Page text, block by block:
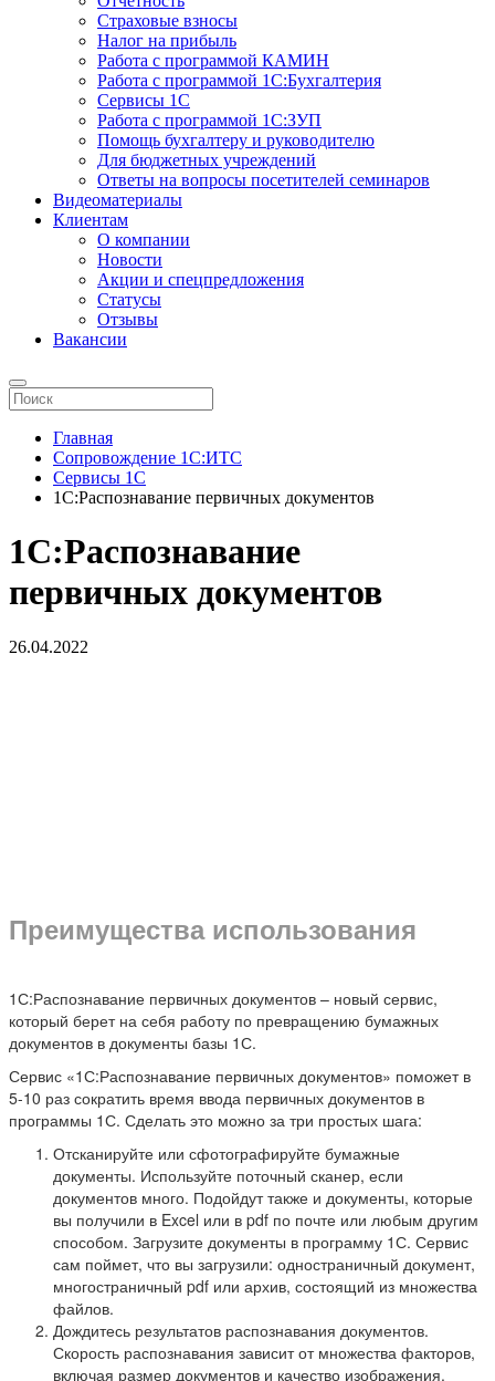
Страховые взносы
Налог на прибыль
Работа с программой КАМИН
Работа с программой 1С:Бухгалтерия
Сервисы 1С
Работа с программой 1С:ЗУП
Помощь бухгалтеру и руководителю
Для бюджетных учреждений
Ответы на вопросы посетителей семинаров
Видеоматериалы
Клиентам
О компании
Новости
Акции и спецпредложения
Статусы
Отзывы
Вакансии
Главная
Сопровождение 1С:ИТС
Сервисы 1С
1С:Распознавание первичных документов
1С:Распознавание
первичных документов
26.04.2022
Преимущества использования
1С:Распознавание первичных документов – новый сервис,
который берет на себя работу по превращению бумажных
документов в документы базы 1С.
Сервис «1С:Распознавание первичных документов» поможет в
5-10 раз сократить время ввода первичных документов в
программы 1С. Сделать это можно за три простых шага:
Отсканируйте или сфотографируйте бумажные
документы. Используйте поточный сканер, если
документов много. Подойдут также и документы, которые
вы получили в Excel или в pdf по почте или любым другим
способом. Загрузите документы в программу 1С. Сервис
сам поймет, что вы загрузили: одностраничный документ,
многостраничный pdf или архив, состоящий из множества
файлов.
Дождитесь результатов распознавания документов.
Скорость распознавания зависит от множества факторов,
включая размер документов и качество изображения.